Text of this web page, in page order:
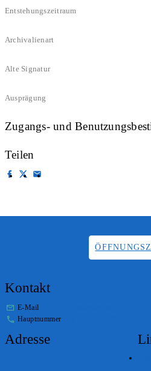
Entstehungszeitraum
Archivalienart
Alte Signatur
Ausprägung
Zugangs- und
Teilen
Kontakt
E-Mail
Hauptnummer
Adresse